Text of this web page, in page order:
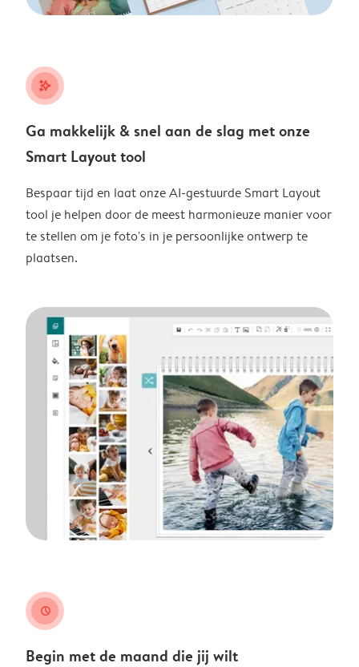
stars_plus
Ga makkelijk & snel aan de slag met onze
Smart Layout tool
Bespaar tijd en laat onze AI-gestuurde Smart Layout
tool je helpen door de meest harmonieuze manier voor
te stellen om je foto's in je persoonlijke ontwerp te
plaatsen.
clock
Begin met de maand die jij wilt